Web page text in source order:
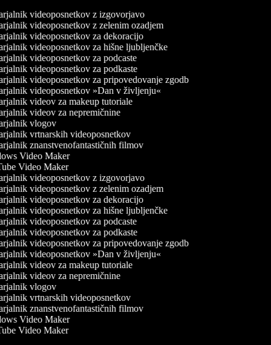
videoposnetkov z izgovorjavo
videoposnetkov z zelenim ozadjem
videoposnetkov za dekoracijo
videoposnetkov za hišne ljubljenčke
videoposnetkov za podcaste
videoposnetkov za podkaste
videoposnetkov za pripovedovanje zgodb
videoposnetkov »Dan v življenju«
videov za makeup tutoriale
videov za nepremičnine
vlogov
vrtnarskih videoposnetkov
znanstvenofantastičnih filmov
Video Maker
Video Maker
videoposnetkov z izgovorjavo
videoposnetkov z zelenim ozadjem
videoposnetkov za dekoracijo
videoposnetkov za hišne ljubljenčke
videoposnetkov za podcaste
videoposnetkov za podkaste
videoposnetkov za pripovedovanje zgodb
videoposnetkov »Dan v življenju«
videov za makeup tutoriale
videov za nepremičnine
vlogov
vrtnarskih videoposnetkov
znanstvenofantastičnih filmov
Video Maker
Video Maker